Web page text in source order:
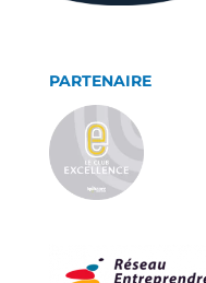
PARTENAIRE